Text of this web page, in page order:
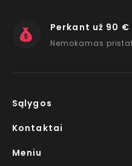
Perkant už 90 €
Nemokamas
Sąlygos
Kontaktai
Meniu